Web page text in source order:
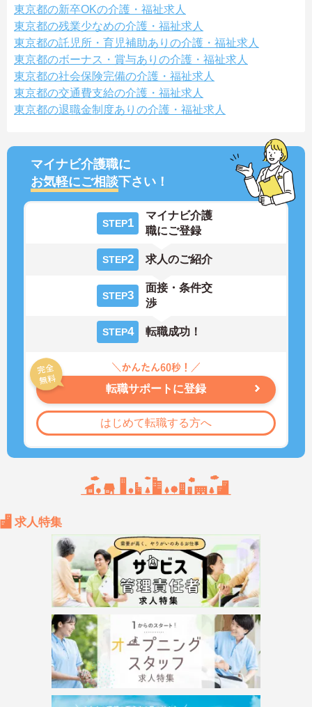
東京都の新卒OKの介護・福祉求人
東京都の残業少なめの介護・福祉求人
東京都の託児所・育児補助ありの介護・福祉求人
東京都のボーナス・賞与ありの介護・福祉求人
東京都の社会保険完備の介護・福祉求人
東京都の交通費支給の介護・福祉求人
東京都の退職金制度ありの介護・福祉求人
マイナビ介護職に
お気軽にご相談下さい！
STEP1
マイナビ介護
職にご登録
STEP2 求人のご紹介
STEP3
面接・条件交
渉
STEP4 転職成功！
転職サポートに登録
はじめて転職する方へ
求人特集